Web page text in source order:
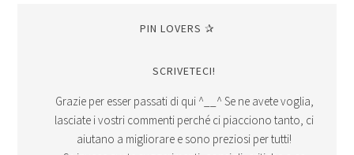
PIN LOVERS ✰
SCRIVETECI!
Grazie per esser passati di qui ^__^ Se ne avete voglia,
lasciate i vostri commenti perché ci piacciono tanto, ci
aiutano a migliorare e sono preziosi per tutti!